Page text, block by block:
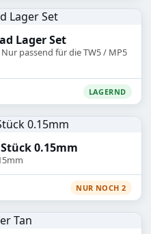
Lager Set
passend für die TW5 / MP5
LAGERND
0.15mm
NUR NOCH 2